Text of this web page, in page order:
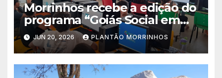
Morrinhos recebe a edição do
programa “Goiás Social em
Ação” com diversos serviços
gratuitos
JUN 20, 2026 PLANTÃO MORRINHOS